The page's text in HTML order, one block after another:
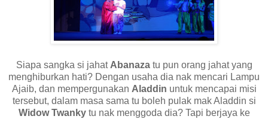
Siapa sangka si jahat Abanazatu pun orang jahat yang
menghiburkan hati? Dengan usaha dia nak mencari Lampu
Ajaib, dan mempergunakan Aladdin untuk mencapai misi
tersebut, dalam masa sama tu boleh pulak mak Aladdin si
Widow Twanky tu nak menggoda dia? Tapi berjaya ke